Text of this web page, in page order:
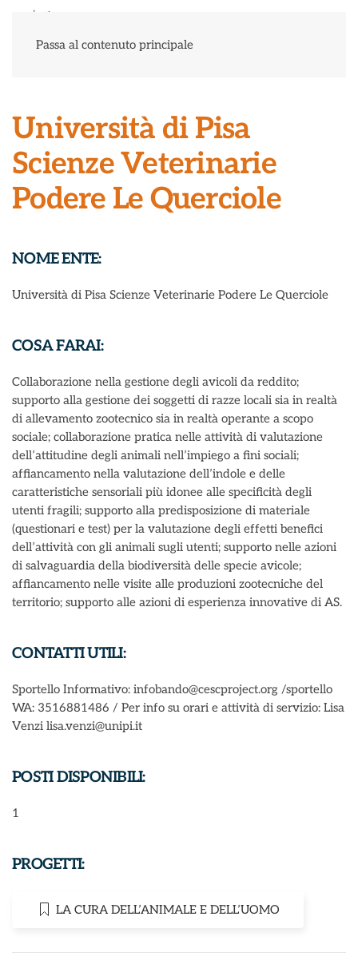
Passa al contenuto principale
Università di Pisa
Scienze Veterinarie
Podere Le Querciole
NOME ENTE:
Università di Pisa Scienze Veterinarie Podere Le Querciole
COSA FARAI:
Collaborazione nella gestione degli avicoli da reddito;
supporto alla gestione dei soggetti di razze locali sia in realtà
di allevamento zootecnico sia in realtà operante a scopo
sociale; collaborazione pratica nelle attività di valutazione
dell’attitudine degli animali nell’impiego a fini sociali;
affiancamento nella valutazione dell’indole e delle
caratteristiche sensoriali più idonee alle specificità degli
utenti fragili; supporto alla predisposizione di materiale
(questionari e test) per la valutazione degli effetti benefici
dell’attività con gli animali sugli utenti; supporto nelle azioni
di salvaguardia della biodiversità delle specie avicole;
affiancamento nelle visite alle produzioni zootecniche del
territorio; supporto alle azioni di esperienza innovative di AS.
CONTATTI UTILI:
Sportello Informativo: infobando@cescproject.org /sportello
WA: 3516881486 / Per info su orari e attività di servizio: Lisa
Venzi lisa.venzi@unipi.it
POSTI DISPONIBILI:
1
PROGETTI:
LA CURA DELL’ANIMALE E DELL’UOMO